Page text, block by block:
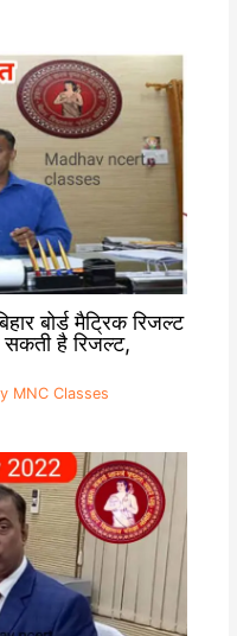
बोर्ड मैट्रिक रिजल्ट
है रिजल्ट,
MNC Classes